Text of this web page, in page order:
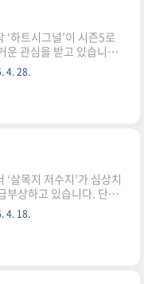
자세히 살펴보겠습니다.
제목인 군체(群體)는 여
인 집단처럼 행동하는 상
에서는 개미집단이나 벌
공유하며 움직이는 형태
화 속 감염자들은 단순한
보를 교환하고..
하트시그널’이 시즌5로
운 관심을 받고 있습니다.
부터 출연자들의 직업과
매력 포인트로 화제가 되
즌의 주인공들은 누구일
출연자 한눈에 정리 2026
이번 시즌 역시 남자 3명,
성이며, 다양한 직업과 배
다. ✔ 남자 출연자박우열
자강유경정규리김민주
는 첫 방송부터 강한 인상
에서 이미 인기 순위와 커
4. 28.
살목지 저수지’가 심상치
부상하고 있습니다. 단순
이 왜 갑자기 공포 명소
송과 영화, 그리고 온라
진 살목지의 진짜 모습
살목지 저수지 위치와 기
4. 18.